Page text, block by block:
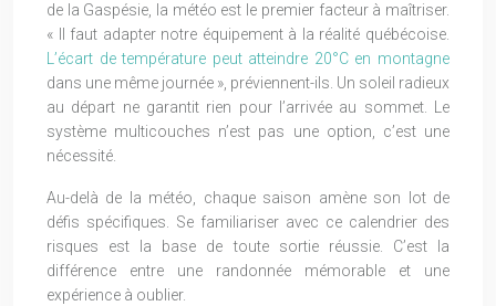
de la Gaspésie, la météo est le premier facteur à maîtriser.
« Il faut adapter notre équipement à la réalité québécoise.
L’écart de température peut atteindre 20°C en montagne
dans une même journée », préviennent-ils. Un soleil radieux
au départ ne garantit rien pour l’arrivée au sommet. Le
système multicouches n’est pas une option, c’est une
nécessité.
Au-delà de la météo, chaque saison amène son lot de
défis spécifiques. Se familiariser avec ce calendrier des
risques est la base de toute sortie réussie. C’est la
différence entre une randonnée mémorable et une
expérience à oublier.